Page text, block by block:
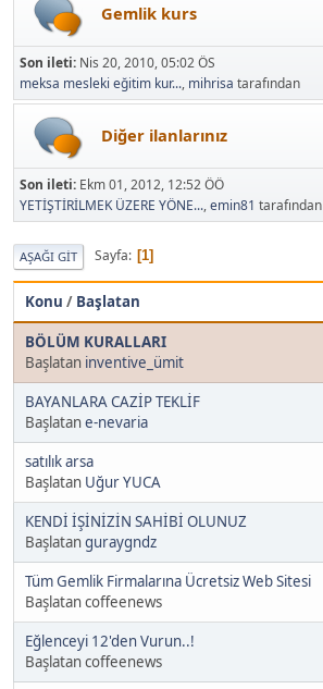
Gemlik kurs
Son ileti: Nis 20, 2010, 05:02 ÖS
meksa mesleki eğitim kur..., mihrisa tarafından
Diğer ilanlarınız
Son ileti: Ekm 01, 2012, 12:52 ÖÖ
YETİŞTİRİLMEK ÜZERE YÖNE...,emin81 tarafından
AŞAĞI GIT Sayfa 1
Konu / Başlatan
BÖLÜM KURALLARI
Başlatan inventive_ümit
BAYANLARA CAZİP TEKLİF
Başlatane-nevaria
satılık arsa
Başlatan Uğur YUCA
KENDİ İŞİNİZİN SAHİBİ OLUNUZ
Başlatanguraygndz
Tüm Gemlik Firmalarına Ücretsiz Web Sitesi
Başlatan coffeenews
Eğlenceyi 12'den Vurun..!
Başlatan coffeenews